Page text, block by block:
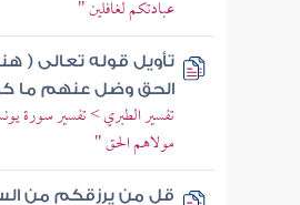
عبادتكم لغافلين "
تأويل قوله تعالى (
الحق وضل عنهم ما
تفسير الطبري > تفسير سورة
مولاهم الحق "
قل من يرزقكم من